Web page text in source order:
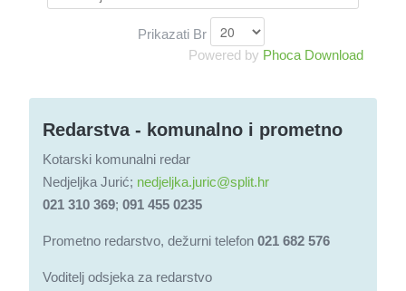
Prikazati Br
Powered by Phoca Download
Redarstva - komunalno i prometno
Kotarski komunalni redar
Nedjeljka Jurić; nedjeljka.juric@split.hr
021 310 369; 091 455 0235
Prometno redarstvo, dežurni telefon 021 682 576
Voditelj odsjeka za redarstvo